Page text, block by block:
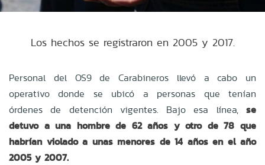
Los hechos se registraron en 2005 y 2017.
Personal del OS9 de Carabineros llevó a cabo un
operativo donde se ubicó a personas que tenían
órdenes de detención vigentes. Bajo esa línea, se
detuvo a una hombre de 62 años y otro de 78 que
habrían violado a unas menores de 14 años en el año
2005 y 2007.